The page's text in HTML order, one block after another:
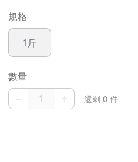
規格
1斤
數量
還剩 0 件